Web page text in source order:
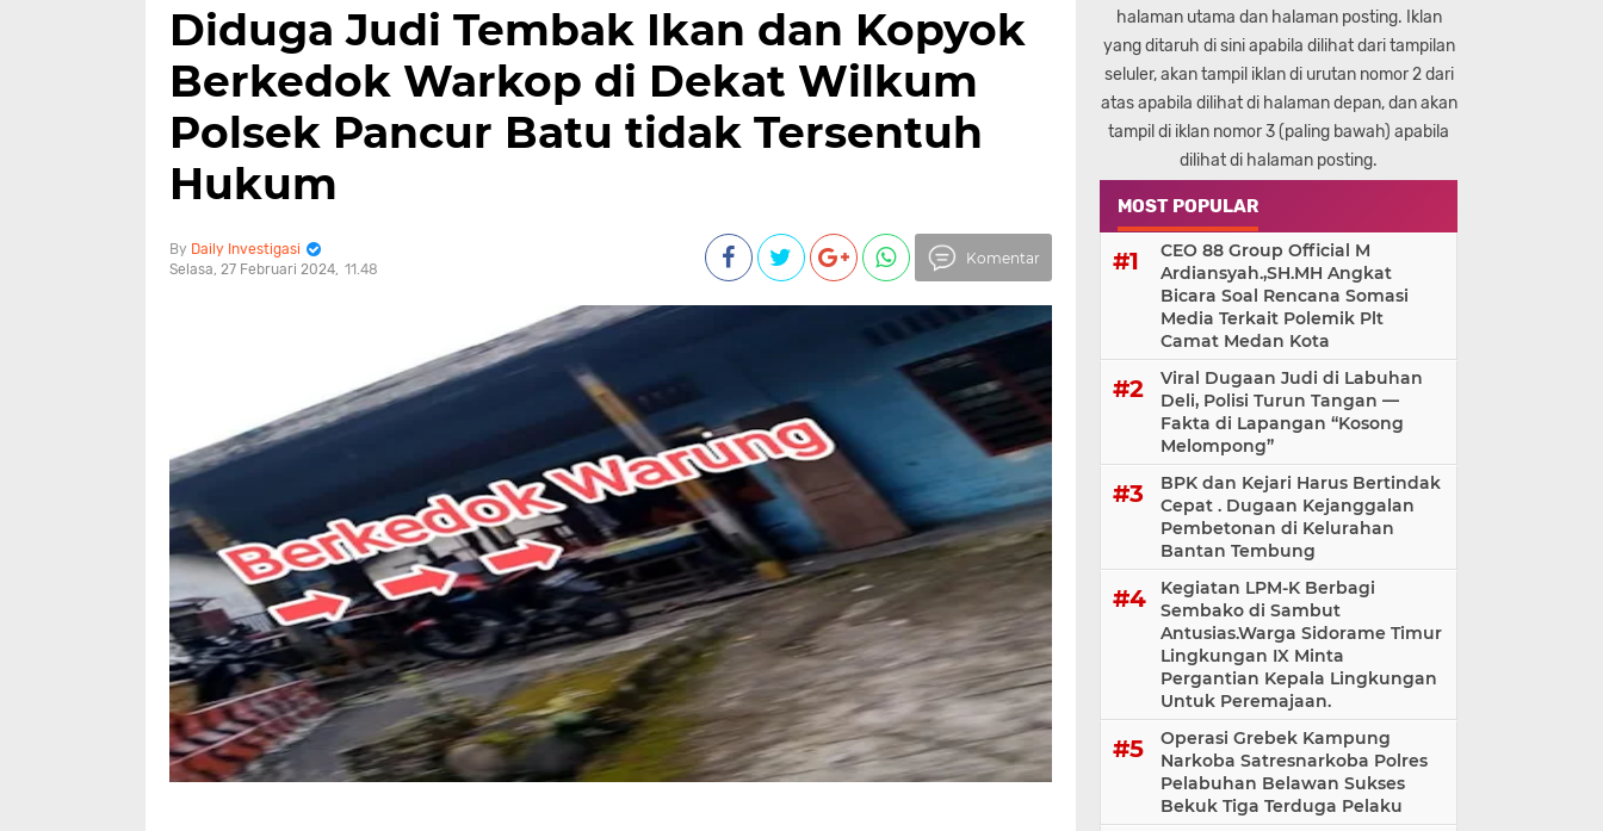
Diduga Judi Tembak Ikan dan Kopyok
Berkedok Warkop di Dekat Wilkum
Polsek Pancur Batu tidak Tersentuh
Hukum
Daily Investigasi
Selasa, 27 Februari 2024 11.48
Komentar
halaman utama dan halaman posting. Iklan
yang ditaruh di sini apabila dilihat dari tampilan
seluler, akan tampil iklan di urutan nomor 2 dari
atas apabila dilihat di halaman depan, dan akan
tampil di iklan nomor 3 (paling bawah) apabila
dilihat di halaman posting.
MOST POPULAR
CEO 88 Group Official M
Ardiansyah.,SH.MH Angkat
Bicara Soal Rencana Somasi
Media Terkait Polemik Plt
Camat Medan Kota
Viral Dugaan Judi di Labuhan
Deli, Polisi Turun Tangan —
Fakta di Lapangan “Kosong
Melompong”
BPK dan Kejari Harus Bertindak
Cepat . Dugaan Kejanggalan
Pembetonan di Kelurahan
Bantan Tembung
Kegiatan LPM-K Berbagi
Sembako di Sambut
Antusias.Warga Sidorame Timur
Lingkungan IX Minta
Pergantian Kepala Lingkungan
Untuk Peremajaan.
Operasi Grebek Kampung
Narkoba Satresnarkoba Polres
Pelabuhan Belawan Sukses
Bekuk Tiga Terduga Pelaku